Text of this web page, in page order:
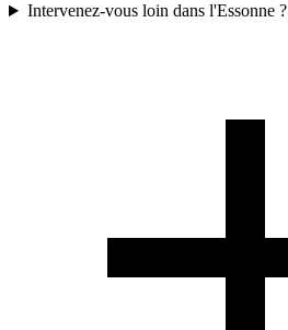
Intervenez-vous loin dans l'Essonne ?